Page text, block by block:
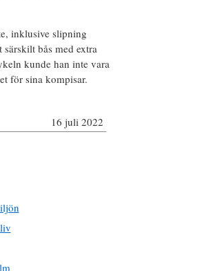
inklusive slipning
bås med extra
kunde han inte vara
för sina kompisar.
16 juli 2022